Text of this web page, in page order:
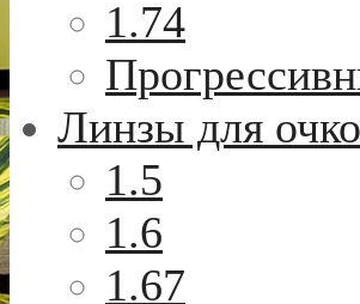
1.74
Линзы для
1.5
1.6
1.67